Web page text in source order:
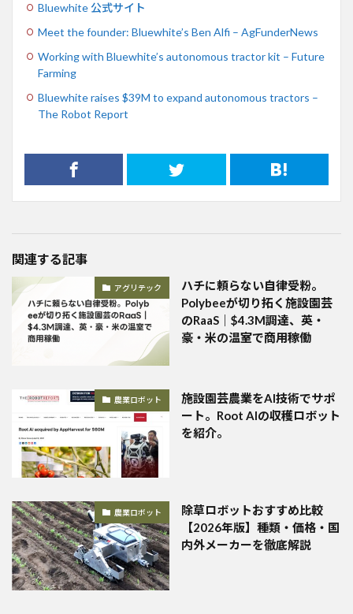
Bluewhite 公式サイト
Meet the founder: Bluewhite’s Ben Alfi – AgFunderNews
Working with Bluewhite’s autonomous tractor kit – Future
Farming
Bluewhite raises $39M to expand autonomous tractors –
The Robot Report
関連する記事
アグリテック
ハチに頼らない自律受粉。
Polybeeが切り拓く施設園芸
のRaaS｜$4.3M調達、英・
豪・米の温室で商用稼働
農業ロボット
施設園芸農業をAI技術でサポ
ート。Root AIの収穫ロボット
を紹介。
農業ロボット
除草ロボットおすすめ比較
【2026年版】種類・価格・国
内外メーカーを徹底解説